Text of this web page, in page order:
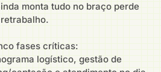
monta tudo no braço perde
fases críticas:
logístico, gestão de